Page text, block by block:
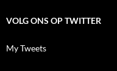
VOLG ONS OP TWITTER
My Tweets